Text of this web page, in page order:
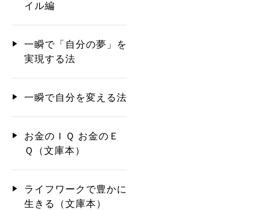
イル編
一瞬で「自分の夢」を
実現する法
一瞬で自分を変える法
お金のＩＱ お金のＥ
Ｑ（文庫本）
ライフワークで豊かに
生きる（文庫本）